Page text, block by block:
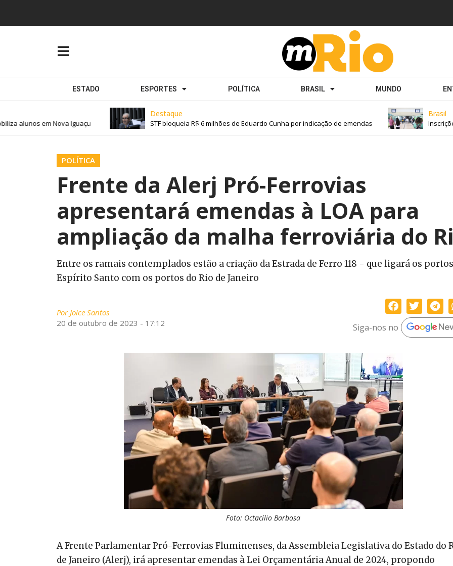
ESTADO ESPORTES POLÍTICA BRASIL MUNDO
Destaque
STF bloqueia R$ 6 milhões de Eduardo Cunha por indicação de emendas
Brasil
Inscrições
alunos em Nova Iguaçu
POLÍTICA
Frente da Alerj Pró-Ferrovias
apresentará emendas à LOA para
ampliação da malha ferroviária do
Entre os ramais contemplados estão a criação da Estrada de Ferro 118 - que ligará os
Espírito Santo com os portos do Rio de Janeiro
PorJoice Santos
20 de outubro de 2023 - 17:12
Siga-nos no
Foto: Octacílio Barbosa
A Frente Parlamentar Pró-Ferrovias Fluminenses, da Assembleia Legislativa do Estado do
de Janeiro (Alerj), irá apresentar emendas à Lei Orçamentária Anual de 2024, propondo